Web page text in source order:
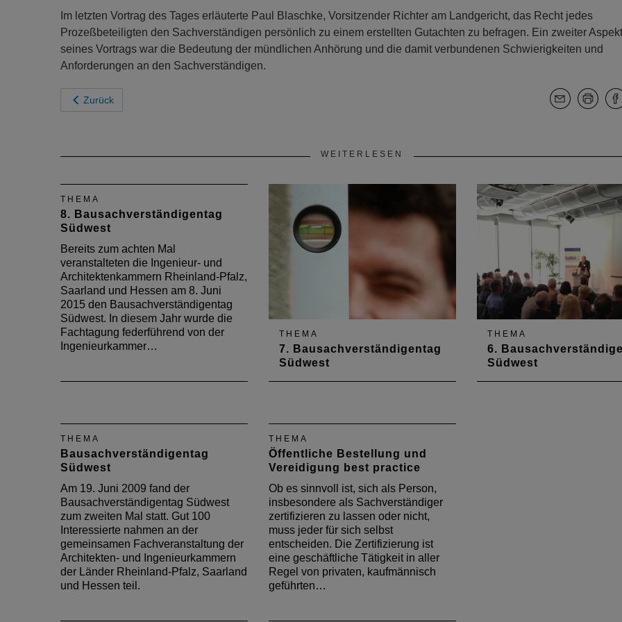
Im letzten Vortrag des Tages erläuterte Paul Blaschke, Vorsitzender Richter am Landgericht, das Recht jedes
Prozeßbeteiligten den Sachverständigen persönlich zu einem erstellten Gutachten zu befragen. Ein zweiter Aspekt
seines Vortrags war die Bedeutung der mündlichen Anhörung und die damit verbundenen Schwierigkeiten und
Anforderungen an den Sachverständigen.
Zurück
WEITERLESEN
THEMA
8. Bausachverständigentag
Südwest
Bereits zum achten Mal
veranstalteten die Ingenieur- und
Architektenkammern Rheinland-Pfalz,
Saarland und Hessen am 8. Juni
2015 den Bausachverständigentag
Südwest. In diesem Jahr wurde die
Fachtagung federführend von der
Ingenieurkammer…
THEMA
7. Bausachverständigentag
Südwest
wurde der
Bausachverständigentag in
bewährter Weise gemeinsam von
den Architektenkammern…
THEMA
6.
Südwest
THEMA
Bausachverständigentag
Südwest
Am 19. Juni 2009 fand der
Bausachverständigentag Südwest
zum zweiten Mal statt. Gut 100
Interessierte nahmen an der
gemeinsamen Fachveranstaltung der
Architekten- und Ingenieurkammern
der Länder Rheinland-Pfalz, Saarland
und Hessen teil.
THEMA
Öffentliche Bestellung und
Vereidigung best practice
Ob es sinnvoll ist, sich als Person,
insbesondere als Sachverständiger
zertifizieren zu lassen oder nicht,
muss jeder für sich selbst
entscheiden. Die Zertifizierung ist
eine geschäftliche Tätigkeit in aller
Regel von privaten, kaufmännisch
geführten…